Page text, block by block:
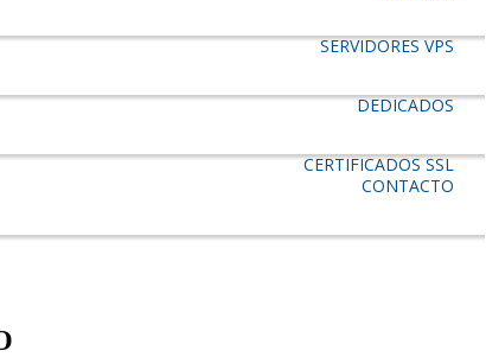
SERVIDORES VPS
DEDICADOS
CERTIFICADOS SSL
CONTACTO